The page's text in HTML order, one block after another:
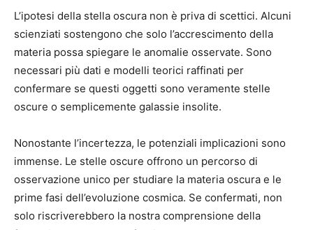
L’ipotesi della stella oscura non è priva di scettici. Alcuni
scienziati sostengono che solo l’accrescimento della
materia possa spiegare le anomalie osservate. Sono
necessari più dati e modelli teorici raffinati per
confermare se questi oggetti sono veramente stelle
oscure o semplicemente galassie insolite.
Nonostante l’incertezza, le potenziali implicazioni sono
immense. Le stelle oscure offrono un percorso di
osservazione unico per studiare la materia oscura e le
prime fasi dell’evoluzione cosmica. Se confermati, non
solo riscriverebbero la nostra comprensione della